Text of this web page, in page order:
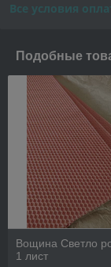
Все условия
Подобные
Вощина Светло
1 лист